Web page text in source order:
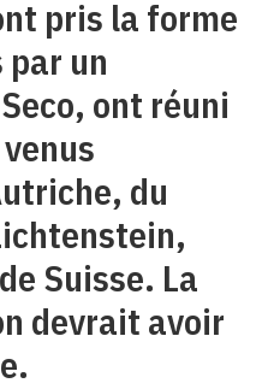
pris la forme
par un
ont réuni
du
Suisse. La
devrait avoir